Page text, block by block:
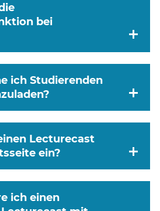
bei
ich Studierenden
Lecturecast
ein?
ich einen